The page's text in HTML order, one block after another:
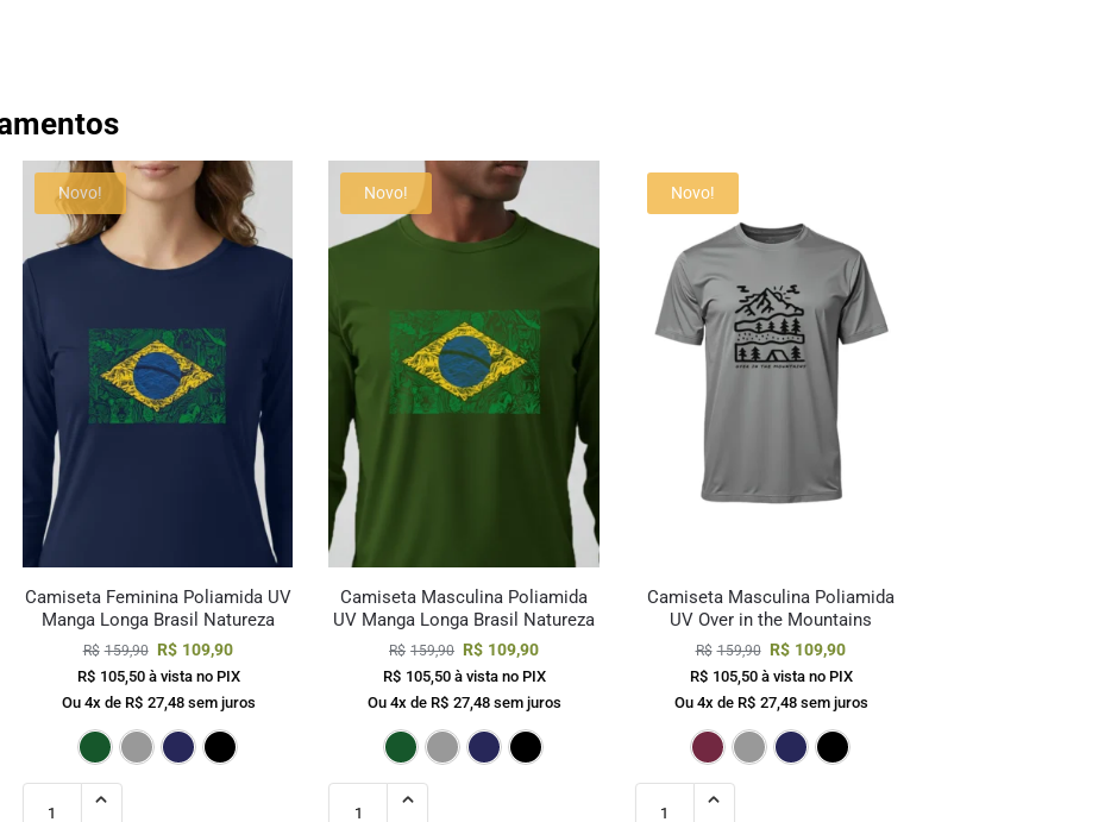
Novo!
Camiseta Feminina Poliamida UV
Manga Longa Brasil Natureza
R$ 159,90 R$ 109,90
R$ 105,50à vista no PIX
Ou 4x de R$ 27,48sem juros
Verde Escuro
Novo!
Camiseta Masculina Poliamida
UV Manga Longa Brasil Natureza
R$ 159,90 R$ 109,90
R$ 105,50 à vista no PIX
Ou 4x de R$ 27,48 sem juros
Verde Escuro
Novo!
Camiseta Masculina Poliamida
UV Over in the Mountains
R$ 159,90 R$ 109,90
R$ 105,50à vista no PIX
Ou 4x de R$ 27,48sem juros
Bordô